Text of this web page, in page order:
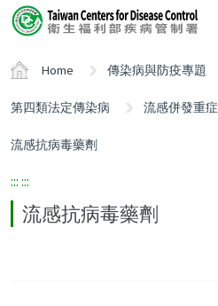
Center
block
Home 傳染病與防疫專題
第四類法定傳染病 流感併發重症
流感抗病毒藥劑
::: :::
流感抗病毒藥劑